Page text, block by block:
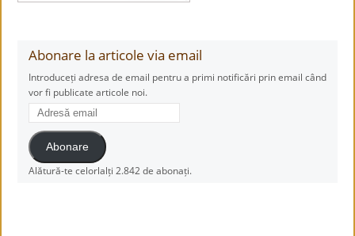
Abonare la articole via email
Introduceți adresa de email pentru a primi notificări prin email când
vor fi publicate articole noi.
Adresă
email
Abonare
Alătură-te celorlalți 2.842 de abonați.